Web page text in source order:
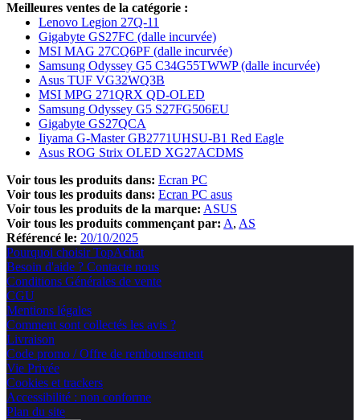
Meilleures ventes de la catégorie :
Lenovo Legion 27Q-11
Gigabyte GS27FC (dalle incurvée)
MSI MAG 27CQ6PF (dalle incurvée)
Samsung Odyssey G5 C34G55TWWP (dalle incurvée)
Asus TUF VG32WQ3B
MSI MPG 271QRX QD-OLED
Samsung Odyssey G5 S27FG506EU
Gigabyte GS27QCA
Iiyama G-Master GB2771UHSU-B1 Red Eagle
Asus ROG Strix OLED XG27ACDMS
Voir tous les produits dans: Ecran PC
Voir tous les produits dans: Ecran PC asus
Voir tous les produits de la marque: ASUS
Voir tous les produits commençant par: A AS
Référencé le: 20/10/2025
Pourquoi choisir TopAchat
Besoin d'aide ? Contacte nous
Conditions Générales de vente
CGU
Mentions légales
Comment sont collectés les avis ?
Livraison
Code promo / Offre de remboursement
Vie Privée
Cookies et trackers
Accessibilité : non conforme
Plan du site